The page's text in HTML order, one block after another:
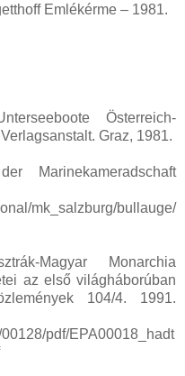
Emlékérme – 1981.
Österreich-
Graz, 1981.
Marinekameradschaft
mk_salzburg/bullauge/
Magyar Monarchia
az első világháborúban
104/4. 1991.
pdf/EPA00018_hadt